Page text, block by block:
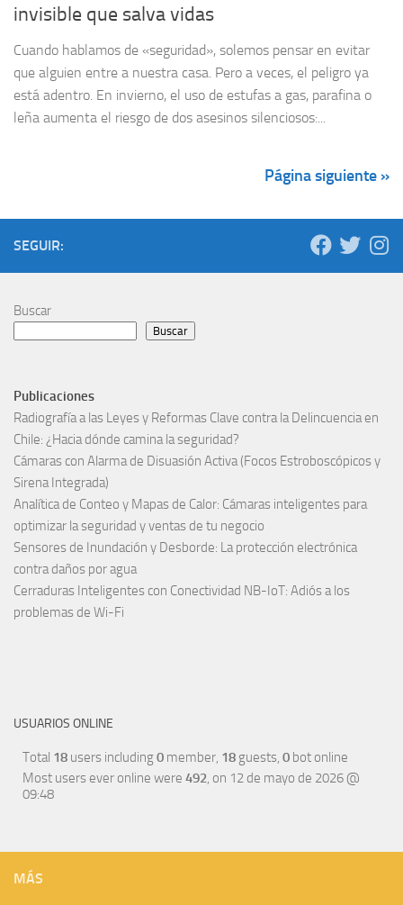
invisible que salva vidas
Cuando hablamos de «seguridad», solemos pensar en evitar
que alguien entre a nuestra casa. Pero a veces, el peligro ya
está adentro. En invierno, el uso de estufas a gas, parafina o
leña aumenta el riesgo de dos asesinos silenciosos:...
Página siguiente »
SEGUIR:
Buscar
Buscar
Publicaciones
Radiografía a las Leyes y Reformas Clave contra la Delincuencia en
Chile: ¿Hacia dónde camina la seguridad?
Cámaras con Alarma de Disuasión Activa (Focos Estroboscópicos y
Sirena Integrada)
Analítica de Conteo y Mapas de Calor: Cámaras inteligentes para
optimizar la seguridad y ventas de tu negocio
Sensores de Inundación y Desborde: La protección electrónica
contra daños por agua
Cerraduras Inteligentes con Conectividad NB-IoT: Adiós a los
problemas de Wi-Fi
USUARIOS ONLINE
Total 18 users including0 member, 18 guests, 0 bot online
Most users ever online were 492, on 12 de mayo de 2026 @
09:48
MÁS